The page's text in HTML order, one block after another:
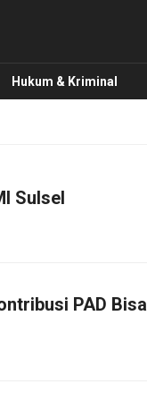
Hukum & Kriminal
Sulsel
PAD Bisa